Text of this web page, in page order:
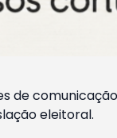
de
eleitoral.